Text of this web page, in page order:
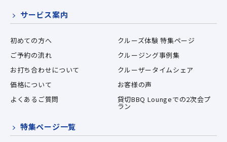
サービス案内
初めての方へ
クルーズ体験 特集ページ
ご予約の流れ
クルージング事例集
お打ち合わせについて
クルーザータイムシェア
価格について
お客様の声
よくあるご質問
貸切BBQ Loungeでの2次会プ
ラン
特集ページ一覧